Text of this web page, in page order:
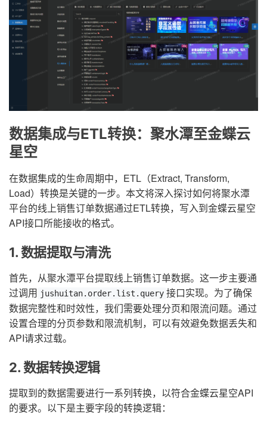
数据集成与ETL转换：聚水潭至金蝶云
星空
在数据集成的生命周期中，ETL（Extract, Transform,
Load）转换是关键的一步。本文将深入探讨如何将聚水潭
平台的线上销售订单数据通过ETL转换，写入到金蝶云星空
API接口所能接收的格式。
1. 数据提取与清洗
首先，从聚水潭平台提取线上销售订单数据。这一步主要通
过调用 jushuitan.order.list.query 接口实现。为了确保
数据完整性和时效性，我们需要处理分页和限流问题。通过
设置合理的分页参数和限流机制，可以有效避免数据丢失和
API请求过载。
2. 数据转换逻辑
提取到的数据需要进行一系列转换，以符合金蝶云星空API
的要求。以下是主要字段的转换逻辑：